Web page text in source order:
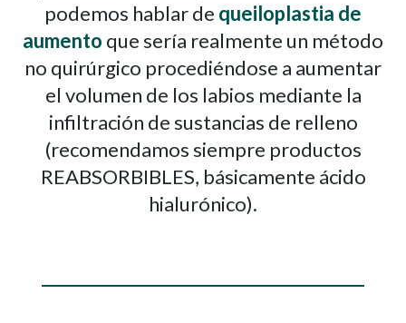
podemos hablar de queiloplastia de
aumento que sería realmente un método
no quirúrgico procediéndose a aumentar
el volumen de los labios mediante la
infiltración de sustancias de relleno
(recomendamos siempre productos
REABSORBIBLES, básicamente ácido
hialurónico).